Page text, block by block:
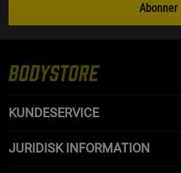
Abonner
KUNDESERVICE
JURIDISK INFORMATION